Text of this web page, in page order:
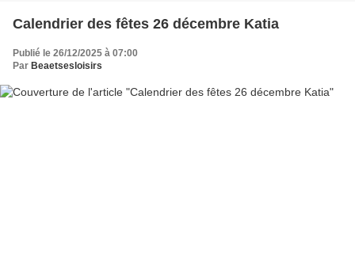
Calendrier des fêtes 26 décembre Katia
Publié le 26/12/2025 à 07:00
Par Beaetsesloisirs